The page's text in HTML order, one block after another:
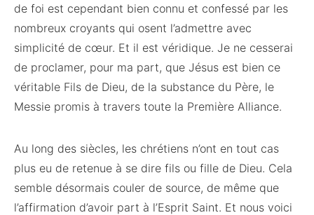
de foi est cependant bien connu et confessé par les
nombreux croyants qui osent l’admettre avec
simplicité de cœur. Et il est véridique. Je ne cesserai
de proclamer, pour ma part, que Jésus est bien ce
véritable Fils de Dieu, de la substance du Père, le
Messie promis à travers toute la Première Alliance.
Au long des siècles, les chrétiens n’ont en tout cas
plus eu de retenue à se dire fils ou fille de Dieu. Cela
semble désormais couler de source, de même que
l’affirmation d’avoir part à l’Esprit Saint. Et nous voici